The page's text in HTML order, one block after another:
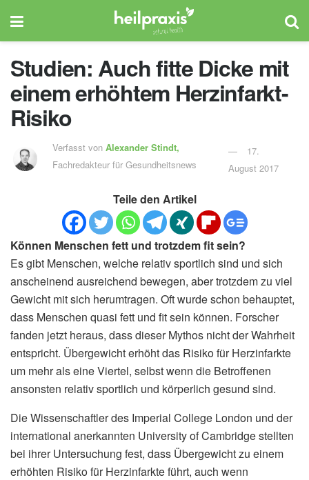
Studien: Auch fitte Dicke mit
einem erhöhtem Herzinfarkt-
Risiko
Verfasst von Alexander Stindt,
Fachredakteur für Gesundheitsnews
17.
August 2017
Teile den Artikel
Können Menschen fett und trotzdem fit sein?
Es gibt Menschen, welche relativ sportlich sind und sich
anscheinend ausreichend bewegen, aber trotzdem zu viel
Gewicht mit sich herumtragen. Oft wurde schon behauptet,
dass Menschen quasi fett und fit sein können. Forscher
fanden jetzt heraus, dass dieser Mythos nicht der Wahrheit
entspricht. Übergewicht erhöht das Risiko für Herzinfarkte
um mehr als eine Viertel, selbst wenn die Betroffenen
ansonsten relativ sportlich und körperlich gesund sind.
Die Wissenschaftler des Imperial College London und der
international anerkannten University of Cambridge stellten
bei ihrer Untersuchung fest, dass Übergewicht zu einem
erhöhten Risiko für Herzinfarkte führt, auch wenn